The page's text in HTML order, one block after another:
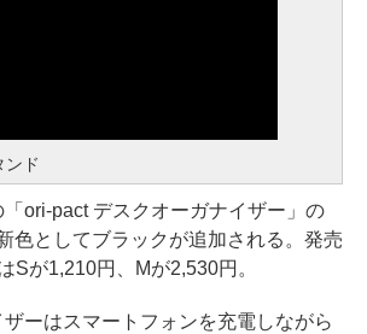
ンド
「ori-pact デスクオーガナイザー」の
色としてブラックが追加される。発売
Sが1,210円、Mが2,530円。
ーはスマートフォンを充電しながら